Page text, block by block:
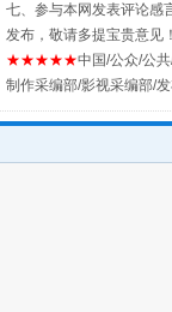
全民健身五年
七、参与本网发表评论感
发布，敬请多提宝贵意见
★★★★★中国/公众/公
制作采编部/影视采编部/